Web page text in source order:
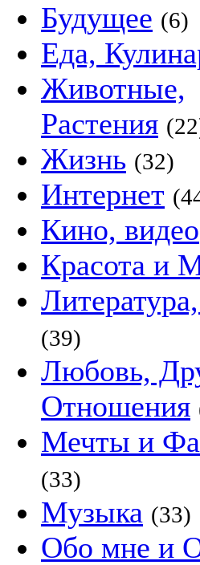
Будущее (6)
Еда,
Животные,
Растения
Жизнь (32)
Интернет
Кино, видео
Красота и
(39)
Любовь,
Отношения
Мечты и
(33)
Музыка (33)
Обо мне и